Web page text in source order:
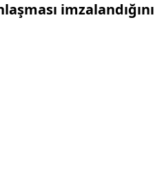
imzalandığını